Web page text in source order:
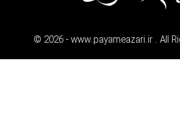
© 2026- www.payameazari.ir . All